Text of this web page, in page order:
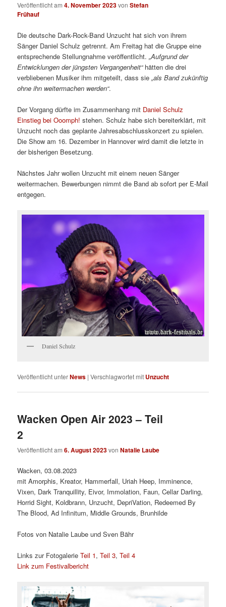
Veröffentlicht am4. November 2023vonStefan
Frühauf
Die deutsche Dark-Rock-Band Unzucht hat sich von ihrem
Sänger Daniel Schulz getrennt. Am Freitag hat die Gruppe eine
entsprechende Stellungnahme veröffentlicht.„Aufgrund der
Entwicklungen der jüngsten Vergangenheit“hätten die drei
verbliebenen Musiker ihm mitgeteilt, dass sie„als Band zukünftig
ohne ihn weitermachen werden“.
Der Vorgang dürfte im Zusammenhang mit Daniel Schulz
Einstieg bei Ooomph! stehen. Schulz habe sich bereiterklärt, mit
Unzucht noch das geplante Jahresabschlusskonzert zu spielen.
Die Show am 16. Dezember in Hannover wird damit die letzte in
der bisherigen Besetzung.
Nächstes Jahr wollen Unzucht mit einem neuen Sänger
weitermachen. Bewerbungen nimmt die Band ab sofort per E-Mail
entgegen.
Daniel Schulz
Veröffentlicht unterNews |Verschlagwortet mit Unzucht
Wacken Open Air 2023 – Teil
2
Veröffentlicht am6. August 2023vonNatalie Laube
Wacken, 03.08.2023
mit Amorphis, Kreator, Hammerfall, Uriah Heep, Imminence,
Vixen, Dark Tranquillity, Eivor, Immolation, Faun, Cellar Darling,
Horrid Sight, Koldbrann, Unzucht, DepriVation, Redeemed By
The Blood, Ad Infinitum, Middle Grounds, Brunhilde
Fotos von Natalie Laube und Sven Bähr
Links zur FotogalerieTeil 1,Teil 3,Teil 4
Link zum Festivalbericht